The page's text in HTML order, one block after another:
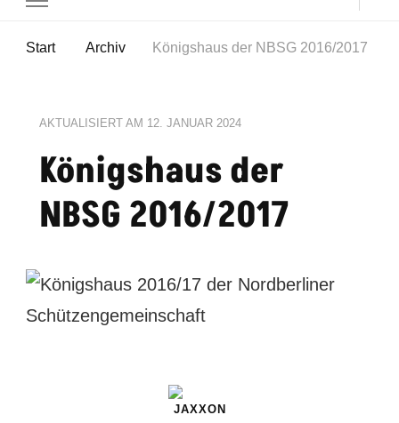
Start Archiv Königshaus der NBSG 2016/2017
AKTUALISIERT AM 12. JANUAR 2024
Königshaus der
NBSG 2016/2017